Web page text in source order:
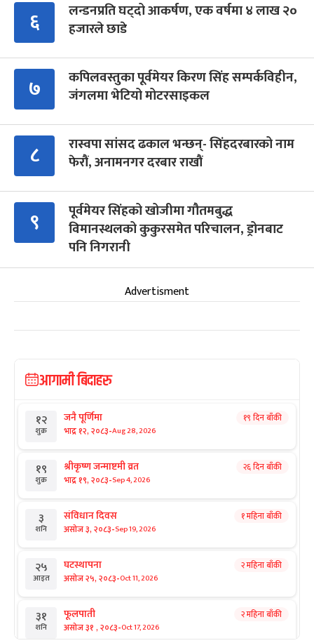
६
लन्डनप्रति घट्दो आकर्षण, एक वर्षमा ४ लाख २०
हजारले छाडे
७
कपिलवस्तुका पूर्वमेयर किरण सिंह सम्पर्कविहीन,
जंगलमा भेटियो मोटरसाइकल
८
रास्वपा सांसद ढकाल भन्छन्- सिंहदरबारको नाम
फेरौं, अनामनगर दरबार राखौं
९
पूर्वमेयर सिंहको खोजीमा गौतमबुद्ध
विमानस्थलको कुकुरसमेत परिचालन, ड्रोनबाट
पनि निगरानी
Advertisment
आगामी बिदाहरु
१२
शुक्र
जनै पूर्णिमा
भाद्र १२, २०८३-Aug 28, 2026
१९ दिन बाँकी
१९
शुक्र
श्रीकृष्ण जन्माष्टमी व्रत
भाद्र १९, २०८३-Sep 4, 2026
२६ दिन बाँकी
३
शनि
संविधान दिवस
असोज ३, २०८३-Sep 19, 2026
१ महिना बाँकी
२५
आइत
घटस्थापना
असोज २५, २०८३-Oct 11, 2026
२ महिना बाँकी
३१
शनि
फूलपाती
असोज ३१ , २०८३-Oct 17, 2026
२ महिना बाँकी